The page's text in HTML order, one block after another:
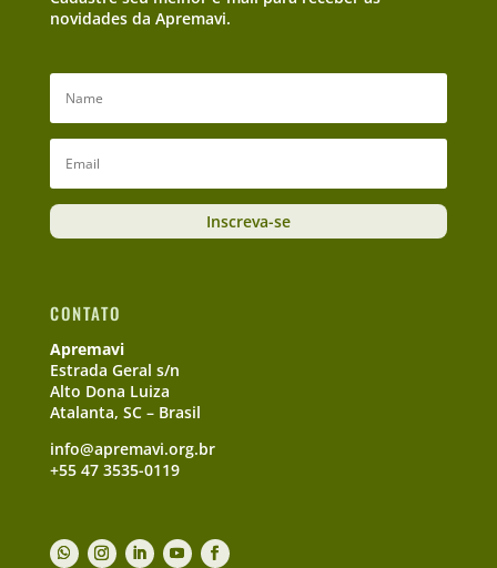
novidades da Apremavi.
Inscreva-se
CONTATO
Apremavi
Estrada Geral s/n
Alto Dona Luiza
Atalanta, SC – Brasil
info@apremavi.org.br
+55 47 3535-0119